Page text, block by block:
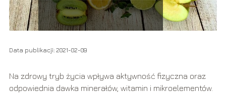
Data publikacji: 2021-02-09
Na zdrowy tryb życia wpływa aktywność fizyczna oraz
odpowiednia dawka minerałów, witamin i mikroelementów.